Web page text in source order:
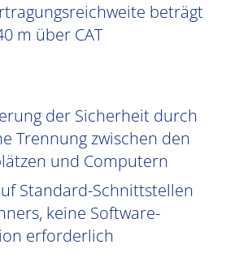
beträgt
m über CAT
der Sicherheit durch
Trennung zwischen den
und Computern
Standard-Schnittstellen
keine Software-
erforderlich